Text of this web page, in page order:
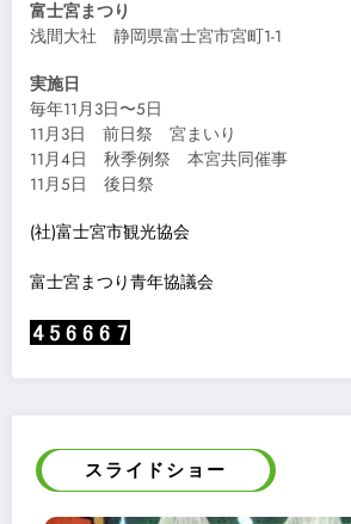
富士宮まつり
浅間大社 静岡県富士宮市宮町1-1
実施日
毎年11月3日〜5日
11月3日 前日祭 宮まいり
11月4日 秋季例祭 本宮共同催事
11月5日 後日祭
(社)富士宮市観光協会
富士宮まつり青年協議会
スライドショー